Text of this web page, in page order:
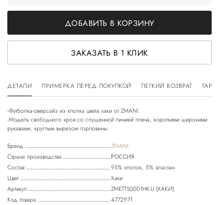
ДОБАВИТЬ В КОРЗИНУ
ЗАКАЗАТЬ В 1 КЛИК
ДЕТАЛИ ПРИМЕРКА ПЕРЕД ПОКУПКОЙ ЛЕГКИЙ ВОЗВРАТ
-Футболка-оверсайз из хлопка цвета хаки от ZMANI.
-Модель свободного кроя со спущенной линией плеча, короткими широкими
Бренд
ZMANI
Страна производства
РОССИЯ
Состав
95% хлопок, 5% эластан
Цвет
Хаки
Артикул
ZMETTS0001HK-U (ХАКИ)
Код товара
4772971